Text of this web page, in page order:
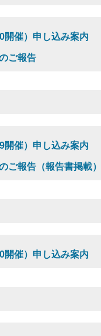
開催）申し込み案内
ご報告
開催）申し込み案内
ご報告（報告書掲載
開催）申し込み案内